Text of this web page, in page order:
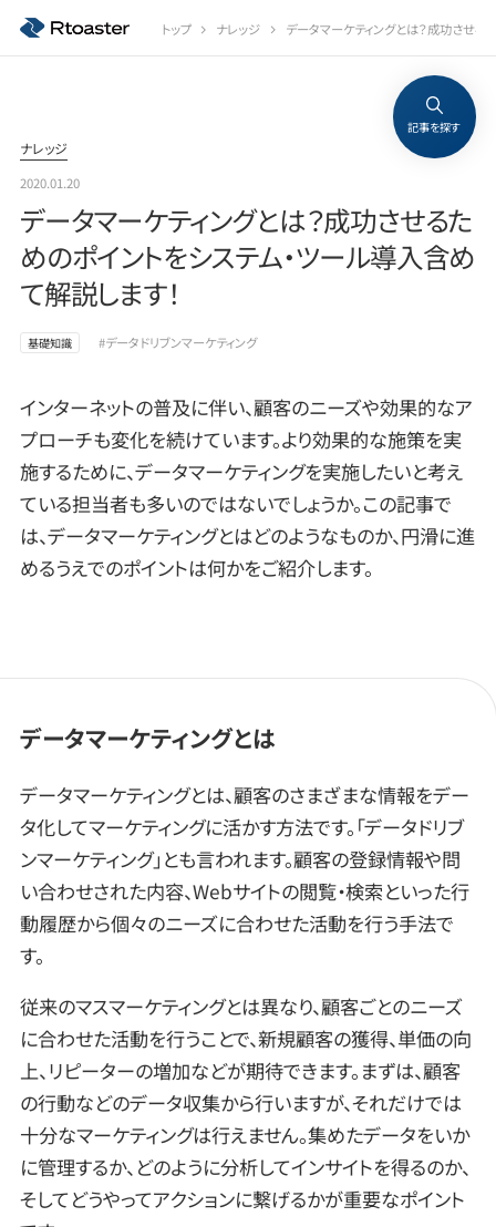
トップ ナレッジ データマーケティングとは？成功させる
ナレッジ
2020.01.20
データマーケティングとは？成功させるた
めのポイントをシステム・ツール導入含め
て解説します！
基礎知識 #データドリブンマーケティング
記事を探す
インターネットの普及に伴い、顧客のニーズや効果的なア
プローチも変化を続けています。より効果的な施策を実
施するために、データマーケティングを実施したいと考え
ている担当者も多いのではないでしょうか。この記事で
は、データマーケティングとはどのようなものか、円滑に進
めるうえでのポイントは何かをご紹介します。
データマーケティングとは
データマーケティングとは、顧客のさまざまな情報をデー
タ化してマーケティングに活かす方法です。「データドリブ
ンマーケティング」とも言われます。顧客の登録情報や問
い合わせされた内容、Webサイトの閲覧・検索といった行
動履歴から個々のニーズに合わせた活動を行う手法で
す。
従来のマスマーケティングとは異なり、顧客ごとのニーズ
に合わせた活動を行うことで、新規顧客の獲得、単価の向
上、リピーターの増加などが期待できます。まずは、顧客
の行動などのデータ収集から行いますが、それだけでは
十分なマーケティングは行えません。集めたデータをいか
に管理するか、どのように分析してインサイトを得るのか、
そしてどうやってアクションに繋げるかが重要なポイント